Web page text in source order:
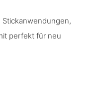
perfekt für neu